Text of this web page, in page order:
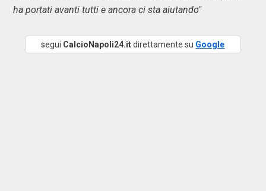
ha portati avanti tutti e ancora ci sta aiutando"
segui CalcioNapoli24.itdirettamente su Google